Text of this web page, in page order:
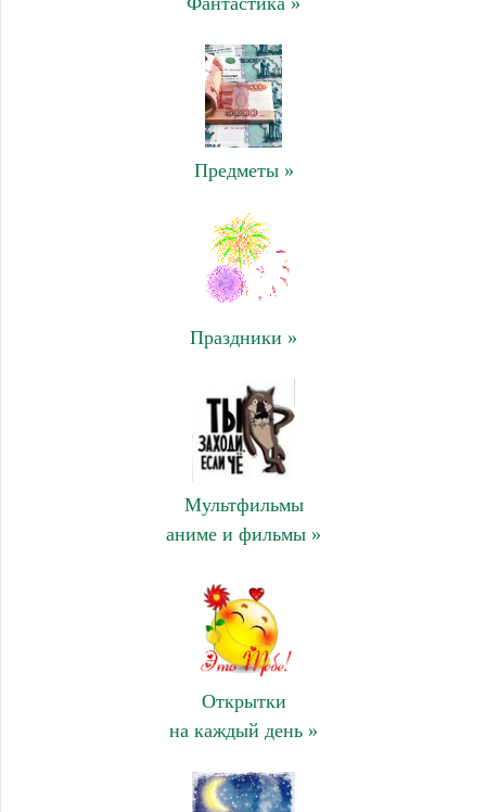
Предметы »
Праздники »
Мультфильмы
аниме и фильмы »
Открытки
на каждый день »